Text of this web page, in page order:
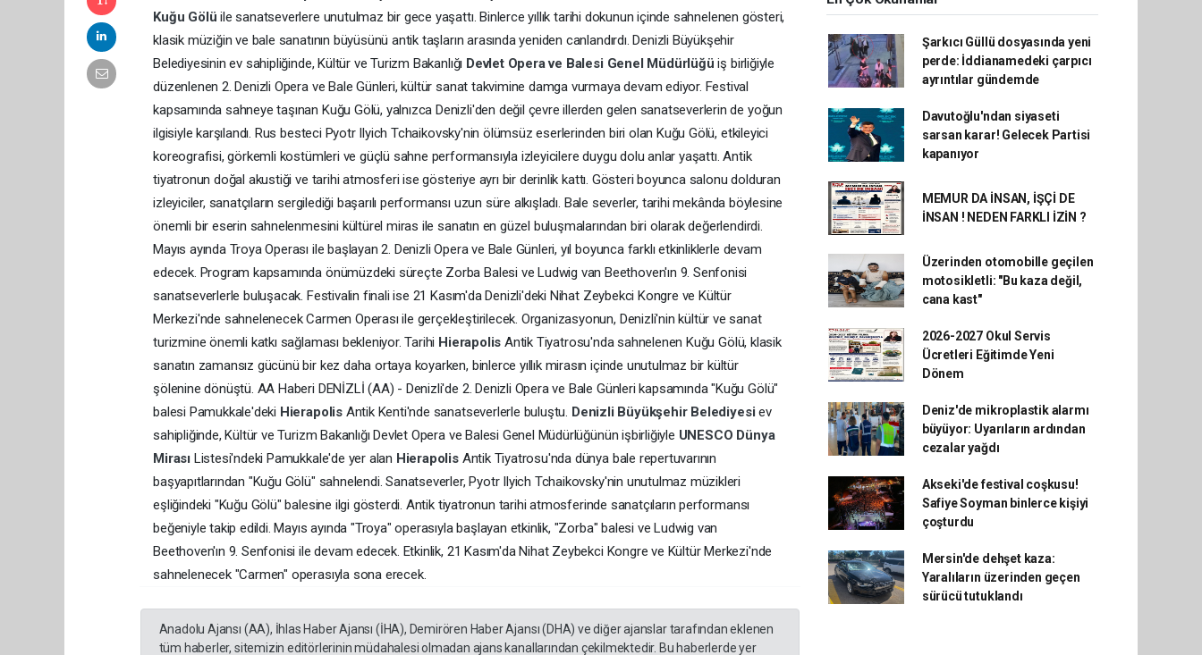
Kuğu Gölüile sanatseverlere unutulmaz bir gece yaşattı. Binlerce yıllık tarihi dokunun içinde sahnelenen gösteri,
klasik müziğin ve bale sanatının büyüsünü antik taşların arasında yeniden canlandırdı. Denizli Büyükşehir
Belediyesinin ev sahipliğinde, Kültür ve Turizm Bakanlığı Devlet Opera ve Balesi Genel Müdürlüğüiş birliğiyle
düzenlenen 2. Denizli Opera ve Bale Günleri, kültür sanat takvimine damga vurmaya devam ediyor. Festival
kapsamında sahneye taşınan Kuğu Gölü, yalnızca Denizli'den değil çevre illerden gelen sanatseverlerin de yoğun
ilgisiyle karşılandı. Rus besteci Pyotr Ilyich Tchaikovsky'nin ölümsüz eserlerinden biri olan Kuğu Gölü, etkileyici
koreografisi, görkemli kostümleri ve güçlü sahne performansıyla izleyicilere duygu dolu anlar yaşattı. Antik
tiyatronun doğal akustiği ve tarihi atmosferi ise gösteriye ayrı bir derinlik kattı. Gösteri boyunca salonu dolduran
izleyiciler, sanatçıların sergilediği başarılı performansı uzun süre alkışladı. Bale severler, tarihi mekânda böylesine
önemli bir eserin sahnelenmesini kültürel miras ile sanatın en güzel buluşmalarından biri olarak değerlendirdi.
Mayıs ayında Troya Operası ile başlayan 2. Denizli Opera ve Bale Günleri, yıl boyunca farklı etkinliklerle devam
edecek. Program kapsamında önümüzdeki süreçte Zorba Balesi ve Ludwig van Beethoven'ın 9. Senfonisi
sanatseverlerle buluşacak. Festivalin finali ise 21 Kasım'da Denizli'deki Nihat Zeybekci Kongre ve Kültür
Merkezi'nde sahnelenecek Carmen Operası ile gerçekleştirilecek. Organizasyonun, Denizli'nin kültür ve sanat
turizmine önemli katkı sağlaması bekleniyor. Tarihi Hierapolis Antik Tiyatrosu'nda sahnelenen Kuğu Gölü, klasik
sanatın zamansız gücünü bir kez daha ortaya koyarken, binlerce yıllık mirasın içinde unutulmaz bir kültür
şölenine dönüştü. AA Haberi DENİZLİ (AA) - Denizli'de 2. Denizli Opera ve Bale Günleri kapsamında "Kuğu Gölü"
balesi Pamukkale'deki Hierapolis Antik Kenti'nde sanatseverlerle buluştu. Denizli Büyükşehir Belediyesiev
sahipliğinde, Kültür ve Turizm Bakanlığı Devlet Opera ve Balesi Genel Müdürlüğünün işbirliğiyle UNESCO Dünya
Mirası Listesi'ndeki Pamukkale'de yer alan Hierapolis Antik Tiyatrosu'nda dünya bale repertuvarının
başyapıtlarından "Kuğu Gölü" sahnelendi. Sanatseverler, Pyotr Ilyich Tchaikovsky'nin unutulmaz müzikleri
eşliğindeki "Kuğu Gölü" balesine ilgi gösterdi. Antik tiyatronun tarihi atmosferinde sanatçıların performansı
beğeniyle takip edildi. Mayıs ayında "Troya" operasıyla başlayan etkinlik, "Zorba" balesi ve Ludwig van
Beethoven'ın 9. Senfonisi ile devam edecek. Etkinlik, 21 Kasım'da Nihat Zeybekci Kongre ve Kültür Merkezi'nde
sahnelenecek "Carmen" operasıyla sona erecek.
Anadolu Ajansı (AA), İhlas Haber Ajansı (İHA), Demirören Haber Ajansı (DHA) ve diğer ajanslar tarafından eklenen
tüm haberler, sitemizin editörlerinin müdahalesi olmadan ajans kanallarından çekilmektedir. Bu haberlerde yer
Şarkıcı Güllü dosyasında yeni
perde: İddianamedeki çarpıcı
ayrıntılar gündemde
Davutoğlu'ndan siyaseti
sarsan karar! Gelecek Partisi
kapanıyor
MEMUR DA İNSAN, İŞÇİ DE
İNSAN ! NEDEN FARKLI İZİN ?
Üzerinden otomobille geçilen
motosikletli: "Bu kaza değil,
cana kast"
2026-2027 Okul Servis
Ücretleri Eğitimde Yeni
Dönem
Deniz'de mikroplastik alarmı
büyüyor: Uyarıların ardından
cezalar yağdı
Akseki'de festival coşkusu!
Safiye Soyman binlerce kişiyi
çoşturdu
Mersin'de dehşet kaza:
Yaralıların üzerinden geçen
sürücü tutuklandı